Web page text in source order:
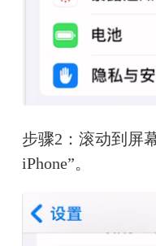
步骤2：滚动到屏
iPhone”。